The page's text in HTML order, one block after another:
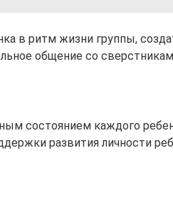
в ритм жизни группы,
общение со
состоянием каждого
развития личности